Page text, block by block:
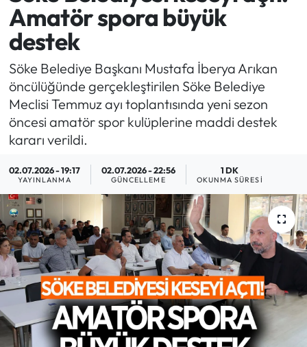
Amatör spora büyük
destek
Söke Belediye Başkanı Mustafa İberya Arıkan
öncülüğünde gerçekleştirilen Söke Belediye
Meclisi Temmuz ayı toplantısında yeni sezon
öncesi amatör spor kulüplerine maddi destek
kararı verildi.
02.07.2026 - 19:17
YAYINLANMA
02.07.2026 - 22:56
GÜNCELLEME
1 DK
OKUNMA SÜRESI
EKONOMİ
GÜNCEL
GÜNDEM
MAGAZİN
SAĞLIK
SİYASET
SPOR
TARIM
TURİZM
YAŞAM
Tüm Manşetler
Son Dakika Haberleri
Haber Arşivi